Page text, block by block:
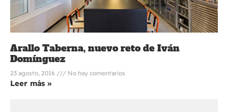
Arallo Taberna, nuevo reto de Iván
Domínguez
23 agosto, 2016 No hay comentarios
Leer más »